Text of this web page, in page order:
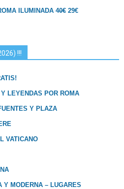
ILUMINADA 40€ 29€
!!!
LEYENDAS POR ROMA
Y PLAZA
VATICANO
Y MODERNA – LUGARES